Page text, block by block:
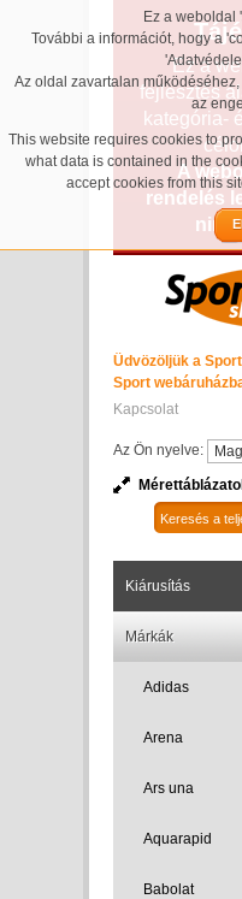
Ez a weboldal
További a információt, hogy a
Az oldal zavartalan
az
This website requires cookies to
what data is contained in the
accept cookies from this
Ez a
fejlesztés
kategória-
A
rendelés
Üdvözöljük a
Sport
Kapcsolat
Az Ön nyelve:
Kiárusítás
Márkák
Adidas
Arena
Ars una
Aquarapid
Babolat